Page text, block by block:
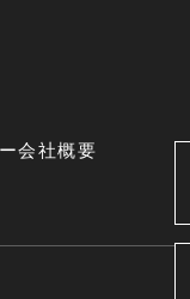
会社概要